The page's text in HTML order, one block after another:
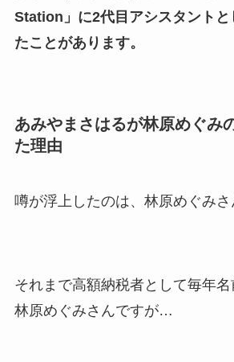
Station」に2代目アシスタントと
たことがあります。
あみやまさはるが林原めぐみ
た理由
噂が浮上したのは、林原めぐみさ
それまで高額納税者として毎年
林原めぐみさんですが…